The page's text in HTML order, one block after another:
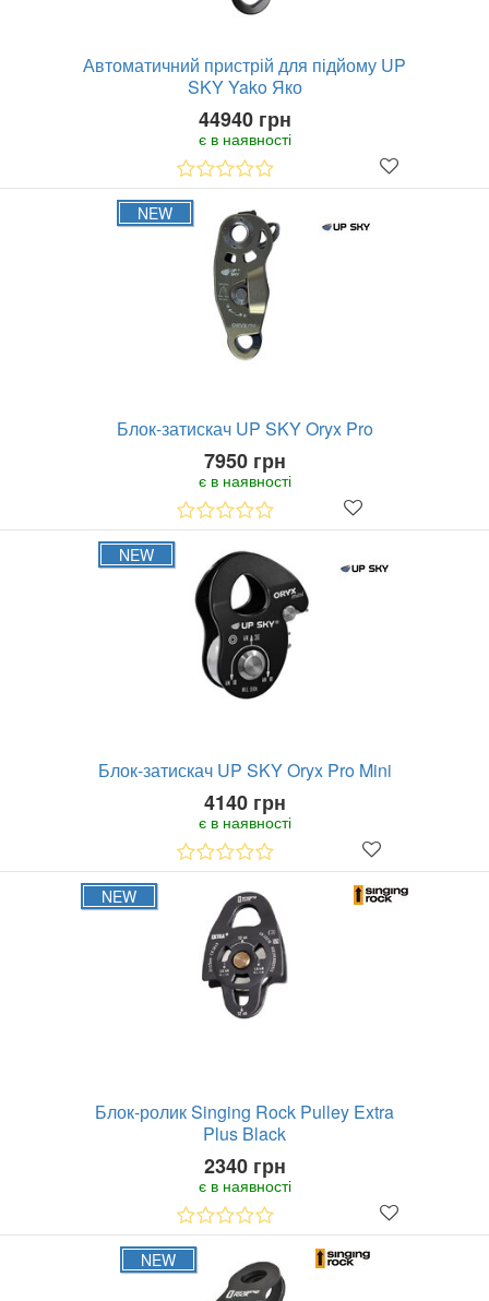
Автоматичний пристрій для підйому UP
SKY Yako Яко
44940 грн
є в наявності
NEW
Блок-затискач UP SKY Oryx Pro
7950 грн
є в наявності
NEW
Блок-затискач UP SKY Oryx Pro Mini
4140 грн
є в наявності
NEW
Блок-ролик Singing Rock Pulley Extra
Plus Black
2340 грн
є в наявності
NEW